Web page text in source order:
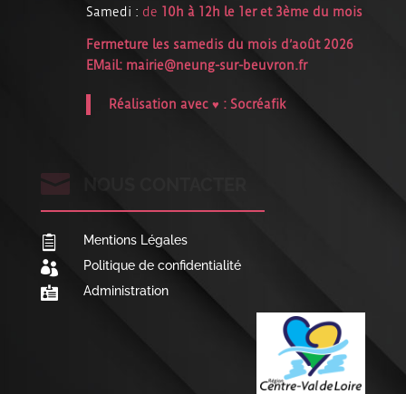
Samedi : de 10h à 12h le 1er et 3ème du mois
Fermeture les samedis du mois d’août 2026
EMail: mairie@neung-sur-beuvron.fr
Réalisation avec ♥ : Socréafik

 Mentions Légales
 Politique de confidentialité
 Administration